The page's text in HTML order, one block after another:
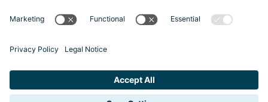
Barrierefreiheitserklärung